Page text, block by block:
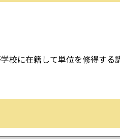
に在籍して単位を修得する